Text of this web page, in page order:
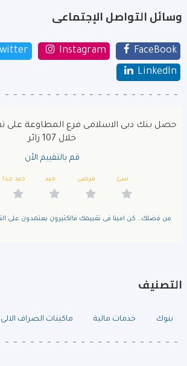
وسائل التواصل الإجتماعى
FaceBook
Instagram
LinkedIn
حصل بنك دبى الاسلامى فرع المطاوعة على
خلال 107 زائر
قم بالتقييم الأن
سئ مرضى جيد جيد جدا
من فضلك.. كن امينا فى تقييمك فالكثيرون يعتمدون على
التصنيف
بنوك خدمات مالية ماكينات الصراف الالى